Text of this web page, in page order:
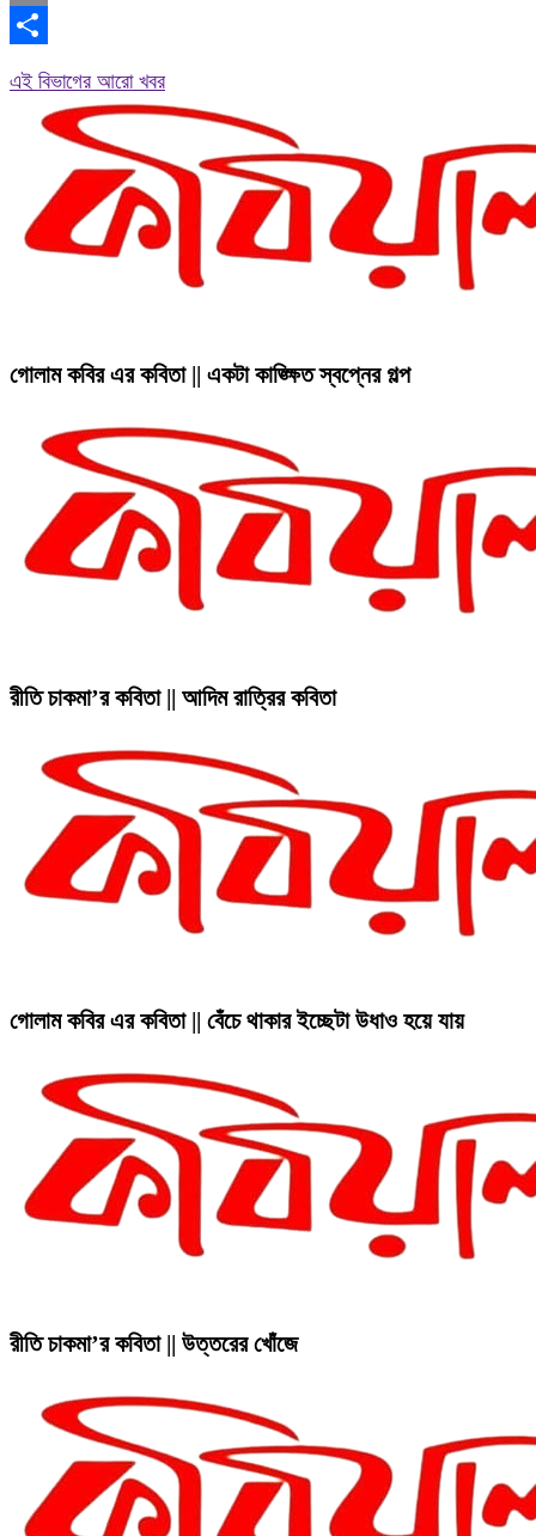
Copy
এই বিভাগের আরো খবর
গোলাম কবির এর কবিতা || একটা কাঙ্ক্ষিত স্বপ্নের গল্প
রীতি চাকমা’র কবিতা || আদিম রাত্রির কবিতা
গোলাম কবির এর কবিতা || বেঁচে থাকার ইচ্ছেটা উধাও হয়ে যায়
রীতি চাকমা’র কবিতা || উত্তরের খোঁজে